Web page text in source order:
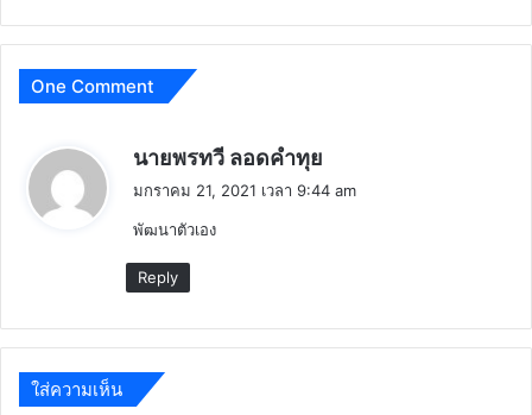
One Comment
นายพรทวี ลอดคำทุย
มกราคม 21, 2021 เวลา 9:44 am
พัฒนาตัวเอง
Reply
ใส่ความเห็น